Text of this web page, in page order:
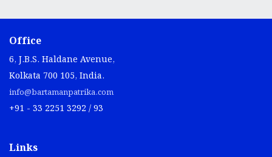
Office
6, J.B.S. Haldane Avenue,
Kolkata 700 105, India.
info@bartamanpatrika.com
+91 - 33 2251 3292 / 93
Links